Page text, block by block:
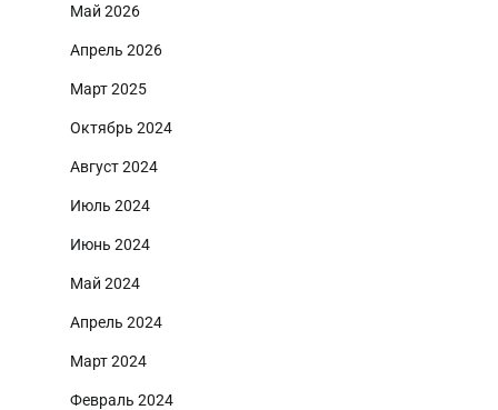
Май 2026
Апрель 2026
Март 2025
Октябрь 2024
Август 2024
Июль 2024
Июнь 2024
Май 2024
Апрель 2024
Март 2024
Февраль 2024